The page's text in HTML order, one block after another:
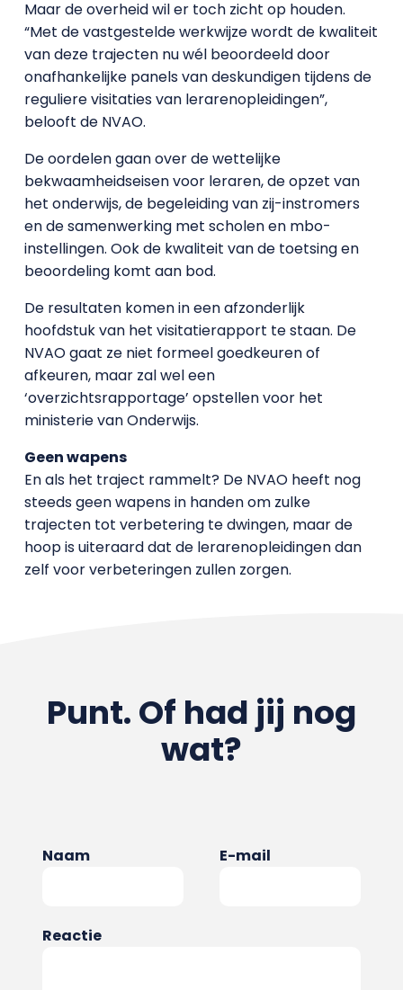
Maar de overheid wil er toch zicht op houden.
“Met de vastgestelde werkwijze wordt de kwaliteit
van deze trajecten nu wél beoordeeld door
onafhankelijke panels van deskundigen tijdens de
reguliere visitaties van lerarenopleidingen”,
belooft de NVAO.
De oordelen gaan over de wettelijke
bekwaamheidseisen voor leraren, de opzet van
het onderwijs, de begeleiding van zij-instromers
en de samenwerking met scholen en mbo-
instellingen. Ook de kwaliteit van de toetsing en
beoordeling komt aan bod.
De resultaten komen in een afzonderlijk
hoofdstuk van het visitatierapport te staan. De
NVAO gaat ze niet formeel goedkeuren of
afkeuren, maar zal wel een
‘overzichtsrapportage’ opstellen voor het
ministerie van Onderwijs.
Geen wapens
En als het traject rammelt? De NVAO heeft nog
steeds geen wapens in handen om zulke
trajecten tot verbetering te dwingen, maar de
hoop is uiteraard dat de lerarenopleidingen dan
zelf voor verbeteringen zullen zorgen.
Punt. Of had jij nog
wat?
Naam E-mail
Reactie